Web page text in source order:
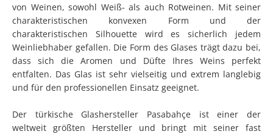
von Weinen, sowohl Weiß- als auch Rotweinen. Mit seiner
charakteristischen konvexen Form und der
charakteristischen Silhouette wird es sicherlich jedem
Weinliebhaber gefallen. Die Form des Glases trägt dazu bei,
dass sich die Aromen und Düfte Ihres Weins perfekt
entfalten. Das Glas ist sehr vielseitig und extrem langlebig
und für den professionellen Einsatz geeignet.
Der türkische Glashersteller Pasabahçe ist einer der
weltweit größten Hersteller und bringt mit seiner fast